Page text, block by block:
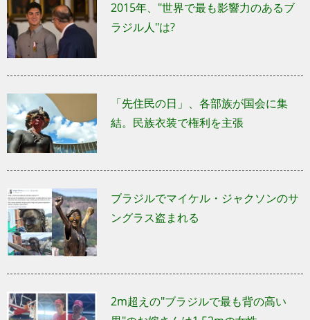
2015年、"世界で最も影響力のあるブ
ラジル人"は?
「先住民の日」、各部族が国会に集
結。民族衣装で権利を主張
ブラジルでマイケル・ジャクソンのサ
ングラス盗まれる
2m超えの"ブラジルで最も背の高い